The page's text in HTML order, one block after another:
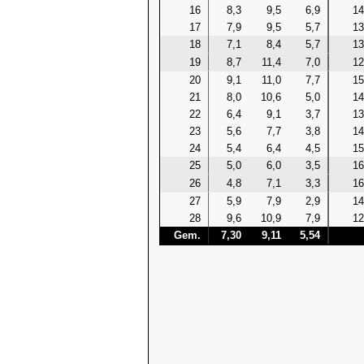
16
8,3 9,5 6,9
17
7,9 9,5 5,7
18
7,1 8,4 5,7
19
8,7 11,4 7,0
20
9,1 11,0 7,7
21
8,0 10,6 5,0
22
6,4 9,1 3,7
23
5,6 7,7 3,8
24
5,4 6,4 4,5
25
5,0 6,0 3,5
26
4,8 7,1 3,3
27
5,9 7,9 2,9
28
9,6 10,9 7,9
Gem.
7,30 9,11 5,54